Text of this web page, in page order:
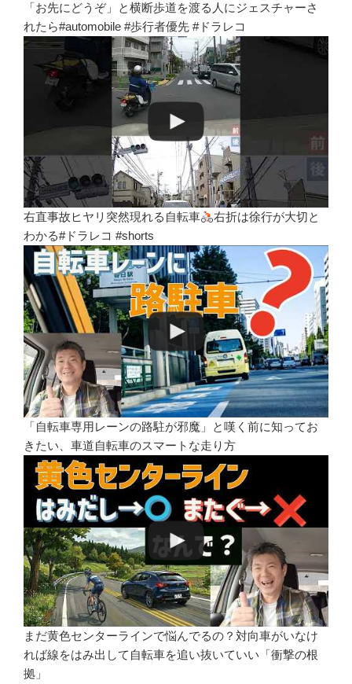
「お先にどうぞ」と横断歩道を渡る人にジェスチャーさ
れたら#automobile #歩行者優先 #ドラレコ
右直事故ヒヤリ突然現れる自転車
右折は徐行が大切と
わかる#ドラレコ #shorts
「自転車専用レーンの路駐が邪魔」と嘆く前に知ってお
きたい、車道自転車のスマートな走り方
まだ黄色センターラインで悩んでるの？対向車がいなけ
れば線をはみ出して自転車を追い抜いていい「衝撃の根
拠」